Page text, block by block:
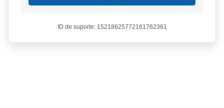
ID de suporte: 15218625772161762361